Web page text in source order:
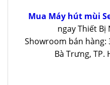
Mua Máy hút mùi
ngay Thiết Bị
Showroom bán hàng:
Bà Trưng, TP.